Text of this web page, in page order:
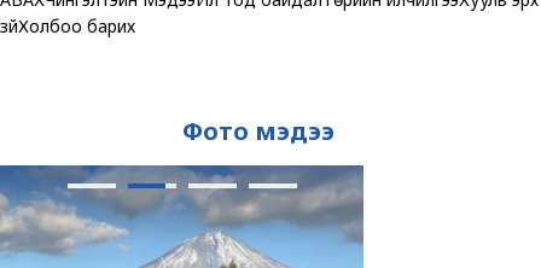
зүйХолбоо барих
Фото мэдээ